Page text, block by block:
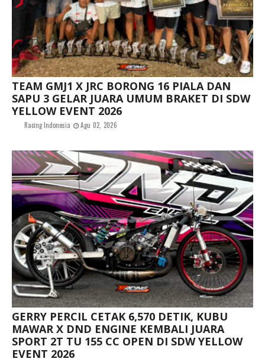
TEAM GMJ1 X JRC BORONG 16 PIALA DAN
SAPU 3 GELAR JUARA UMUM BRAKET DI SDW
YELLOW EVENT 2026
Racing Indonesia Agu 02, 2026
GERRY PERCIL CETAK 6,570 DETIK, KUBU
MAWAR X DND ENGINE KEMBALI JUARA
SPORT 2T TU 155 CC OPEN DI SDW YELLOW
EVENT 2026